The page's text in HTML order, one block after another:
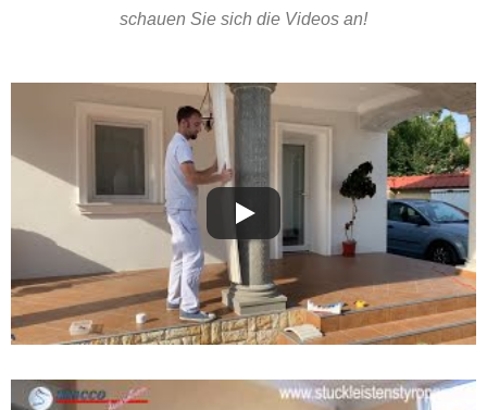
schauen Sie sich die Videos an!